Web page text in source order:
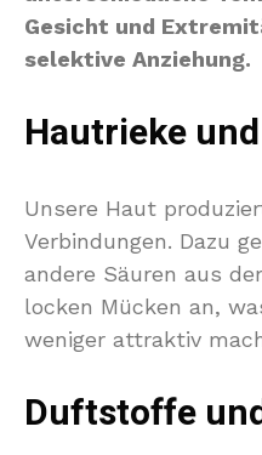
Gesicht und
selektive Anziehung.
Hautrieke
Unsere Haut
Verbindungen. Dazu
andere Säuren aus
locken Mücken an,
weniger attraktiv
Duftstoffe